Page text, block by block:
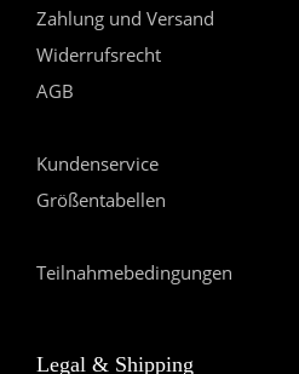
Zahlung und Versand
Widerrufsrecht
AGB
Kundenservice
Größentabellen
Teilnahmebedingungen
Legal & Shipping